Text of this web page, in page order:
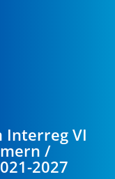
Interreg VI
/
2027